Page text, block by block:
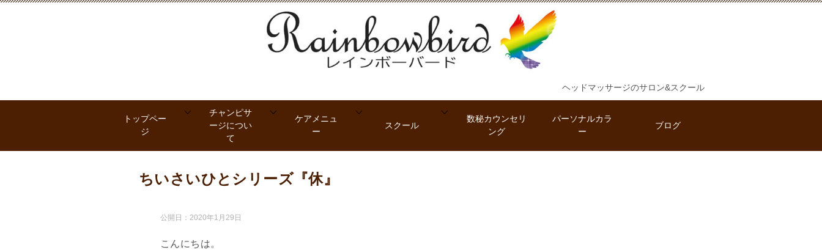
ヘッドマッサージのサロン&スクール
トップペー
ジ
チャンピサ
ージについ
て
ケアメニュ
ー
スクール
数秘カウンセリ
ング
パーソナルカラ
ー
ブログ
ちいさいひとシリーズ『休』
公開日： 2020年1月29日
こんにちは。